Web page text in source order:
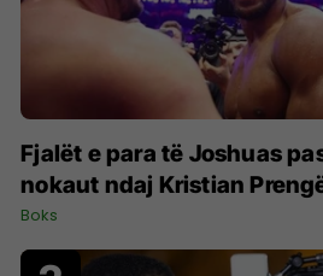
Fjalët e para të Joshuas
nokaut ndaj Kristian
Boks